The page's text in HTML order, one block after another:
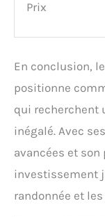
Prix
En conclusion,
positionne
qui recherchent
inégalé. Avec
avancées et
investissement
randonnée et